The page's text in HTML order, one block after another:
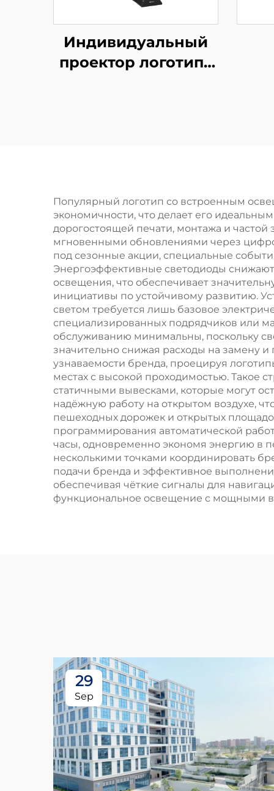
Индивидуальный
проектор логотипа
идеален для витрин
и вывесок
Популярный логотип со встроенным
экономичности, что делает его
дорогостоящей печати, монтажа и
мгновенными обновлениями через
под сезонные акции, специальные
Энергоэффективные светодиоды
освещения, что обеспечивает
инициативы по устойчивому развитию.
светом требуется лишь базовое
специализированных подрядчиков или
обслуживанию минимальны, поскольку
значительно снижая расходы на замену
узнаваемости бренда, проецируя
местах с высокой проходимостью. Такое
статичными вывесками, которые могут
надёжную работу на открытом воздухе,
пешеходных дорожек и открытых
программирования автоматической
часы, одновременно экономя энергию в
несколькими точками координировать
подачи бренда и эффективное
обеспечивая чёткие сигналы для
функциональное освещение с мощными
29
Sep